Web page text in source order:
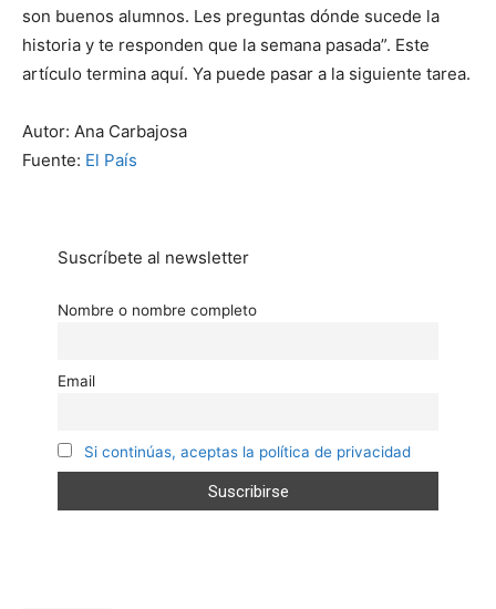
son buenos alumnos. Les preguntas dónde sucede la
historia y te responden que la semana pasada”. Este
artículo termina aquí. Ya puede pasar a la siguiente tarea.
Autor: Ana Carbajosa
Fuente: El País
Suscríbete al newsletter
Nombre o nombre completo
Email
Si continúas, aceptas la política de privacidad